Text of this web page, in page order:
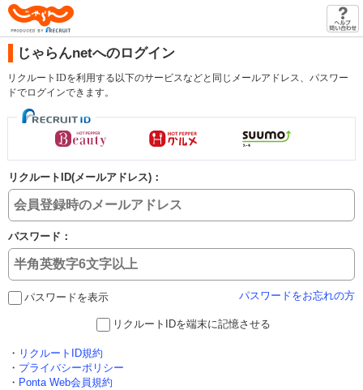
じゃらんnetへのログイン
リクルートIDを利用する以下のサービスなどと同じメールアドレス、パスワー
ドでログインできます。
リクルートID(メールアドレス)：
パスワード：
パスワードを表示 パスワードをお忘れの方
リクルートIDを端末に記憶させる
・ リクルートID規約
・ プライバシーポリシー
・ Ponta Web会員規約